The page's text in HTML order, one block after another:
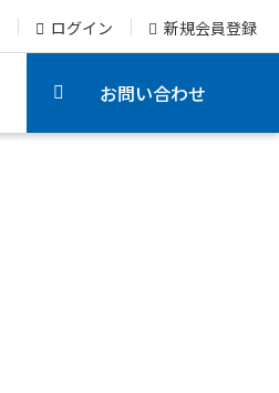
ログイン 新規会員登録
お問い合わせ